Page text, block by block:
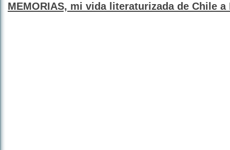
MEMORIAS, mi vida literaturizada de Chile a